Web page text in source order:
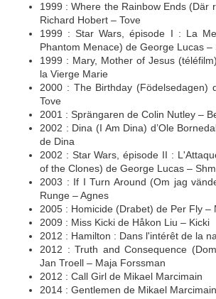
1999 : Where the Rainbow Ends (Där
Richard Hobert – Tove
1999 : Star Wars, épisode I : La
Phantom Menace) de George Lucas –
1999 : Mary, Mother of Jesus
la Vierge Marie
2000 : The Birthday (Födelsedagen)
Tove
2001 : Sprängaren de Colin Nutley –
2002 : Dina (I Am Dina) d’Ole
de Dina
2002 : Star Wars, épisode II :
of the Clones) de George Lucas –
2003 : If I Turn Around (Om jag
Runge – Agnes
2005 : Homicide (Drabet) de Per Fly –
2009 : Miss Kicki de Håkon Liu – Kicki
2012 : Hamilton : Dans l'intérêt de la
2012 : Truth and Consequence
Jan Troell – Maja Forssman
2012 : Call Girl de Mikael Marcimain
2014 : Gentlemen de Mikael